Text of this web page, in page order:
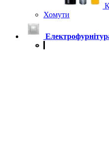
Хомути